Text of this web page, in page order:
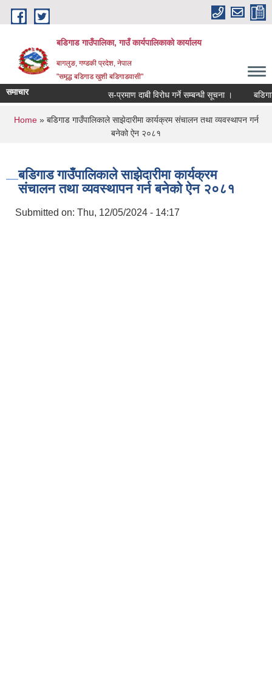
Skip to main content
बडिगाड गाउँपालिका, गाउँ कार्यपालिकाको कार्यालय
बागलुङ, गण्डकी प्रदेश, नेपाल
"समृद्ध बडिगाड खुशी बडिगाडवासी"
समाचार स-प्रमाण दाबी विरोध गर्ने सम्बन्धी सूचना ।
You are here
Home» बडिगाड गाउँपालिकाले साझेदारीमा कार्यक्रम संचालन तथा व्यवस्थापन गर्न
बनेको ऐन २०८१
बडिगाड गाउँपालिकाले साझेदारीमा कार्यक्रम
संचालन तथा व्यवस्थापन गर्न बनेको ऐन २०८१
Submitted on: Thu, 12/05/2024 - 14:17